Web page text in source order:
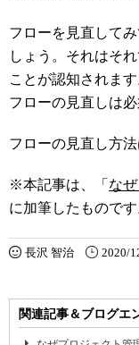
フローを見直して
しょう。それはそ
ことが認知されま
フローの見直しは
フローの見直し方
※本記事は、「 な
に加筆したものです
長沢 智治 2020/
関連記事＆ブログエ